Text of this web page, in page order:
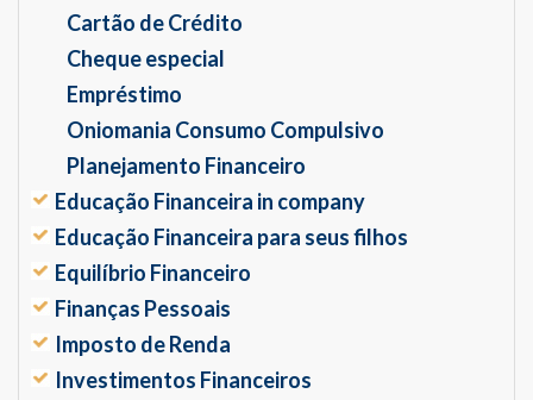
Cartão de Crédito
Cheque especial
Empréstimo
Oniomania Consumo Compulsivo
Planejamento Financeiro
Educação Financeira in company
Educação Financeira para seus filhos
Equilíbrio Financeiro
Finanças Pessoais
Imposto de Renda
Investimentos Financeiros